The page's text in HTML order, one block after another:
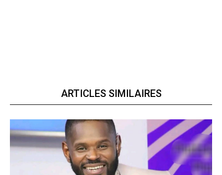
ARTICLES SIMILAIRES